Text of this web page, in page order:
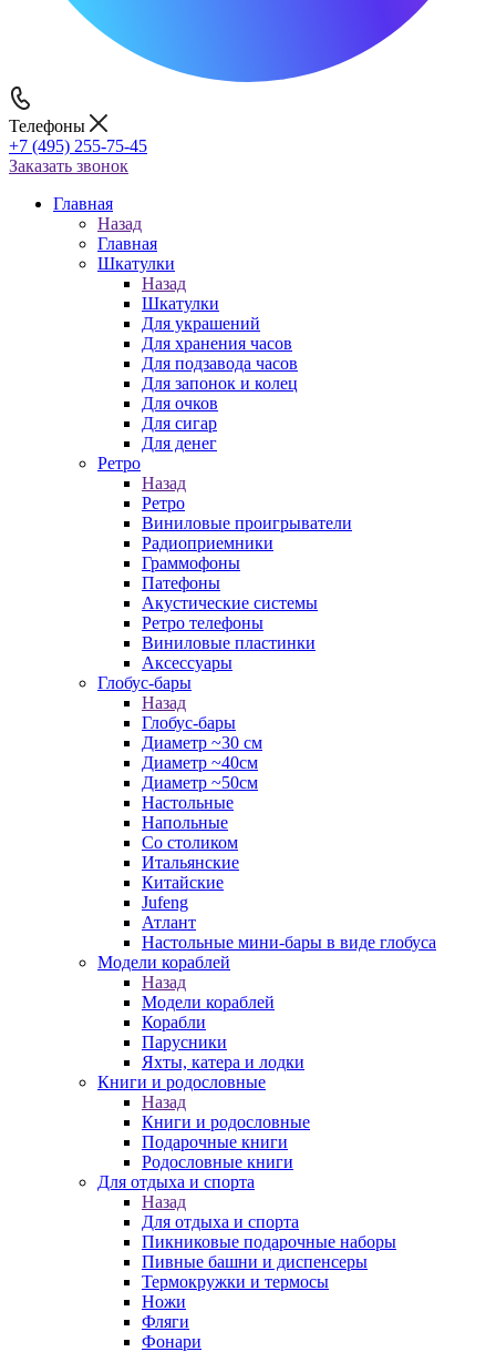
Телефоны
+7 (495) 255-75-45
Заказать звонок
Главная
Назад
Главная
Шкатулки
Назад
Шкатулки
Для украшений
Для хранения часов
Для подзавода часов
Для запонок и колец
Для очков
Для сигар
Для денег
Ретро
Назад
Ретро
Виниловые проигрыватели
Радиоприемники
Граммофоны
Патефоны
Акустические системы
Ретро телефоны
Виниловые пластинки
Аксессуары
Глобус-бары
Назад
Глобус-бары
Диаметр ~30 см
Диаметр ~40см
Диаметр ~50см
Настольные
Напольные
Со столиком
Итальянские
Китайские
Jufeng
Атлант
Настольные мини-бары в виде глобуса
Модели кораблей
Назад
Модели кораблей
Корабли
Парусники
Яхты, катера и лодки
Книги и родословные
Назад
Книги и родословные
Подарочные книги
Родословные книги
Для отдыха и спорта
Назад
Для отдыха и спорта
Пикниковые подарочные наборы
Пивные башни и диспенсеры
Термокружки и термосы
Ножи
Фляги
Фонари